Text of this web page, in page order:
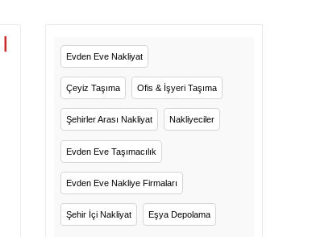
Evden Eve Nakliyat
Çeyiz Taşıma Ofis & İşyeri Taşıma
Şehirler Arası Nakliyat Nakliyeciler
Evden Eve Taşımacılık
Evden Eve Nakliye Firmaları
Şehir İçi Nakliyat Eşya Depolama